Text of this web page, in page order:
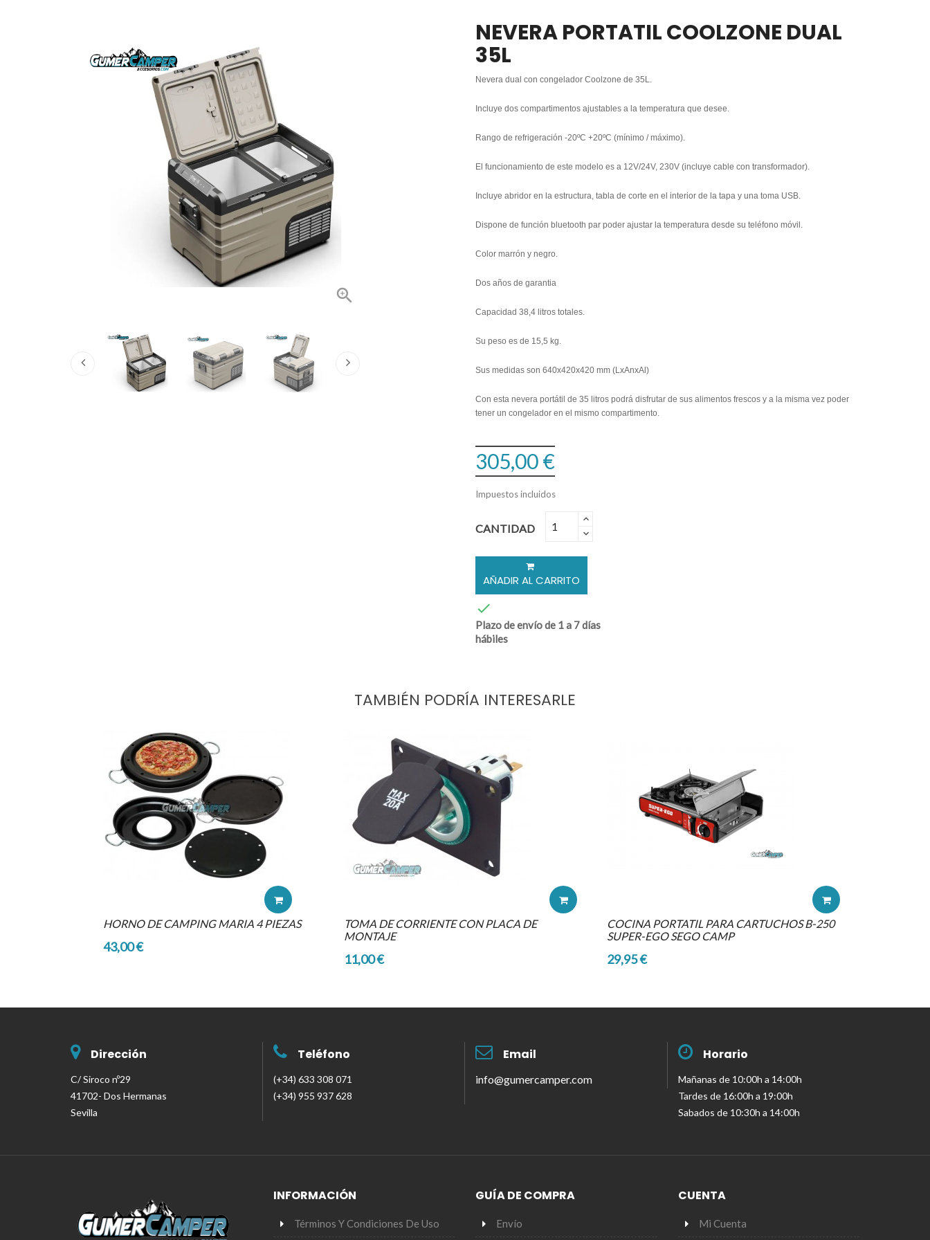

NEVERA PORTATIL COOLZONE DUAL
35L
Nevera dual con congelador Coolzone de 35L.
Incluye dos compartimentos ajustables a la temperatura que desee.
Rango de refrigeración -20ºC +20ºC (mínimo / máximo).
El funcionamiento de este modelo es a 12V/24V, 230V (incluye cable con transformador).
Incluye abridor en la estructura, tabla de corte en el interior de la tapa y una toma USB.
Dispone de función bluetooth par poder ajustar la temperatura desde su teléfono móvil.
Color marrón y negro.
Dos años de garantia
Capacidad 38,4 litros totales.
Su peso es de 15,5 kg.
Sus medidas son 640x420x420 mm (LxAnxAl)
Con esta nevera portátil de 35 litros podrá disfrutar de sus alimentos frescos y a la misma vez poder
tener un congelador en el mismo compartimento.
305,00 €
Impuestos incluidos
CANTIDAD
AÑADIR AL CARRITO

Plazo de envío de 1 a 7 días
hábiles
TAMBIÉN PODRÍA INTERESARLE
HORNO DE CAMPING MARIA 4 PIEZAS
43,00 €
TOMA DE CORRIENTE CON PLACA DE
MONTAJE
11,00 €
COCINA PORTATIL PARA CARTUCHOS B-250
SUPER-EGO SEGO CAMP
29,95 €
Dirección
C/ Siroco nº29
41702- Dos Hermanas
Sevilla
Teléfono
(+34) 633 308 071
(+34) 955 937 628
Email
info@gumercamper.com
Horario
Mañanas de 10:00h a 14:00h
Tardes de 16:00h a 19:00h
Sabados de 10:30h a 14:00h
INFORMACIÓN
Términos Y Condiciones De Uso
GUÍA DE COMPRA
Envío
CUENTA
Mi Cuenta